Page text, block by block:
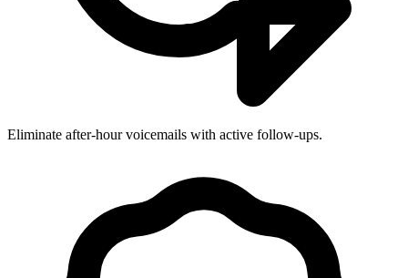
Eliminate after-hour voicemails with active follow-ups.